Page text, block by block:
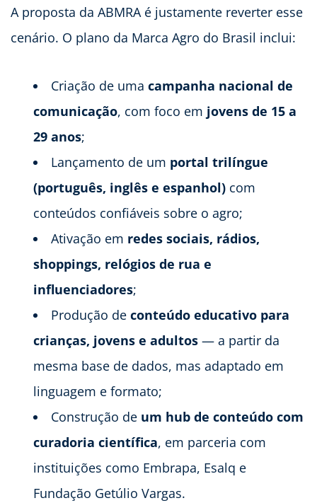
A proposta da ABMRA é justamente reverter esse
cenário. O plano da Marca Agro do Brasil inclui:
Criação de uma campanha nacional de
comunicação, com foco em jovens de 15 a
29 anos;
Lançamento de um portal trilíngue
(português, inglês e espanhol) com
conteúdos confiáveis sobre o agro;
Ativação em redes sociais, rádios,
shoppings, relógios de rua e
influenciadores;
Produção de conteúdo educativo para
crianças, jovens e adultos — a partir da
mesma base de dados, mas adaptado em
linguagem e formato;
Construção de um hub de conteúdo com
curadoria científica, em parceria com
instituições como Embrapa, Esalq e
Fundação Getúlio Vargas.